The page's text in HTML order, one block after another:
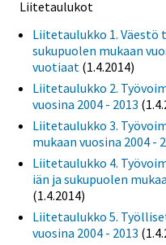
Liitetaulukot
Liitetaulukko 1. Väestö
sukupuolen mukaan
vuotiaat (1.4.2014)
Liitetaulukko 2.
vuosina 2004 - 2013
Liitetaulukko 3.
mukaan vuosina 2004 -
Liitetaulukko 4.
iän ja sukupuolen
(1.4.2014)
Liitetaulukko 5.
vuosina 2004 - 2013